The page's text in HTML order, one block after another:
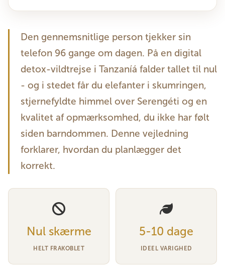
Den gennemsnitlige person tjekker sin
telefon 96 gange om dagen. På en digital
detox-vildtrejse i Tanzaníá falder tallet til nul
- og i stedet får du elefanter i skumringen,
stjernefyldte himmel over Serengéti og en
kvalitet af opmærksomhed, du ikke har følt
siden barndommen. Denne vejledning
forklarer, hvordan du planlægger det
korrekt.
Nul skærme
HELT FRAKOBLET
5-10 dage
IDEEL VARIGHED